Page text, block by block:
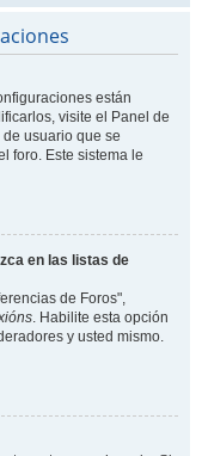
están
visite el Panel de
usuario que se
foro. Este sistema le
en las listas de
de Foros",
. Habilite esta opción
y usted mismo.